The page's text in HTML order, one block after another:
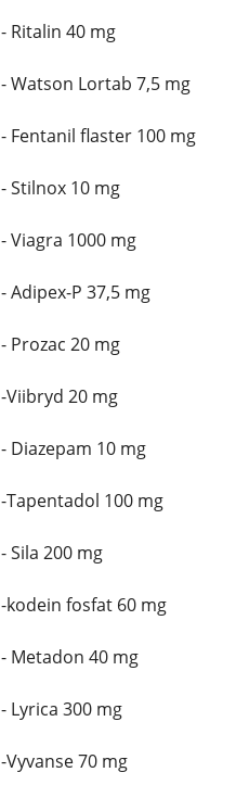
- Ritalin 40 mg
- Watson Lortab 7,5 mg
- Fentanil flaster 100 mg
- Stilnox 10 mg
- Viagra 1000 mg
- Adipex-P 37,5 mg
- Prozac 20 mg
-Viibryd 20 mg
- Diazepam 10 mg
-Tapentadol 100 mg
- Sila 200 mg
-kodein fosfat 60 mg
- Metadon 40 mg
- Lyrica 300 mg
-Vyvanse 70 mg